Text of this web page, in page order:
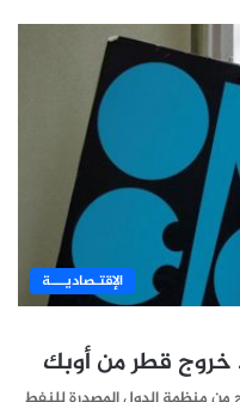
اﻹقتـصاديـــة
خروج قطر من أوبك